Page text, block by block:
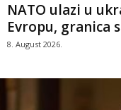
NATO ulazi u
Evropu, granica
8. August 2026.